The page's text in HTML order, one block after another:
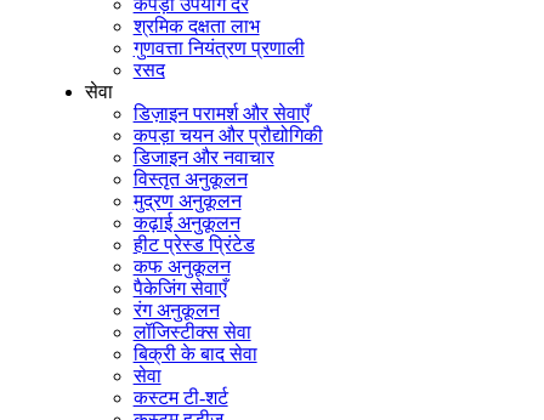
कपड़ा उपयोग दर
श्रमिक दक्षता लाभ
गुणवत्ता नियंत्रण प्रणाली
रसद
सेवा
डिज़ाइन परामर्श और सेवाएँ
कपड़ा चयन और प्रौद्योगिकी
डिजाइन और नवाचार
विस्तृत अनुकूलन
मुद्रण अनुकूलन
कढ़ाई अनुकूलन
हीट प्रेस्ड प्रिंटेड
कफ अनुकूलन
पैकेजिंग सेवाएँ
रंग अनुकूलन
लॉजिस्टीक्स सेवा
बिक्री के बाद सेवा
सेवा
कस्टम टी-शर्ट